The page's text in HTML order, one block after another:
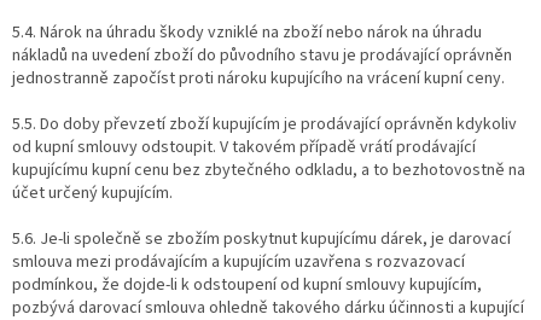
5.4. Nárok na úhradu škody vzniklé na zboží nebo nárok na úhradu
nákladů na uvedení zboží do původního stavu je prodávající oprávněn
jednostranně započíst proti nároku kupujícího na vrácení kupní ceny.
5.5. Do doby převzetí zboží kupujícím je prodávající oprávněn kdykoliv
od kupní smlouvy odstoupit. V takovém případě vrátí prodávající
kupujícímu kupní cenu bez zbytečného odkladu, a to bezhotovostně na
účet určený kupujícím.
5.6. Je-li společně se zbožím poskytnut kupujícímu dárek, je darovací
smlouva mezi prodávajícím a kupujícím uzavřena s rozvazovací
podmínkou, že dojde-li k odstoupení od kupní smlouvy kupujícím,
pozbývá darovací smlouva ohledně takového dárku účinnosti a kupující